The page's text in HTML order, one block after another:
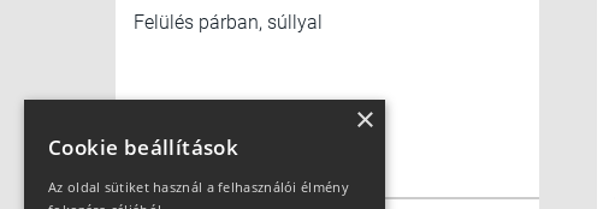
Felülés párban, súllyal
×
Cookie beállítások
Az oldal sütiket használ a felhasználói élmény